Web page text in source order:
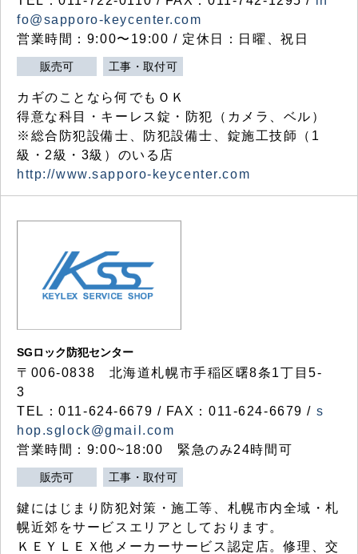
fo@sapporo-keycenter.com
営業時間：9:00〜19:00 / 定休日：日曜、祝日
販売可 工事・取付可
カギのことなら何でもＯＫ
得意な科目・キーレス錠・防犯（カメラ、ベル）
※総合防犯設備士、防犯設備士、錠施工技師（1
級・2級・3級）のいる店
http://www.sapporo-keycenter.com
SGロック防犯センター
〒006-0838 北海道札幌市手稲区曙8条1丁目5-
3
TEL：011-624-6679 / FAX：011-624-6679 / s
hop.sglock@gmail.com
営業時間：9:00~18:00 緊急のみ24時間可
販売可 工事・取付可
鍵にはじまり防犯対策・施工等、札幌市内全域・札
幌近郊をサービスエリアとしております。
ＫＥＹＬＥＸ他メーカーサービス認定店。修理、交